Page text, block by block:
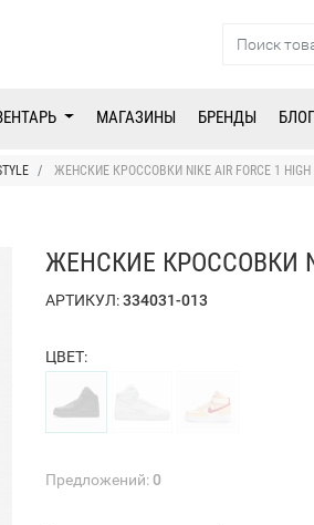
МАГАЗИНЫ БРЕНДЫ БЛОГ
ЖЕНСКИЕ КРОССОВКИ NIKE AIR FORCE 1 HIGH
ЖЕНСКИЕ КРОССОВКИ
АРТИКУЛ:334031-013
ЦВЕТ:
Предложений:0